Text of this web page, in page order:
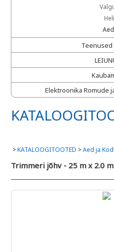
Teenused
Elektroonika Romude
>KATALOOGITOOTED >Aed ja
Trimmeri jõhv - 25 m x 2.0